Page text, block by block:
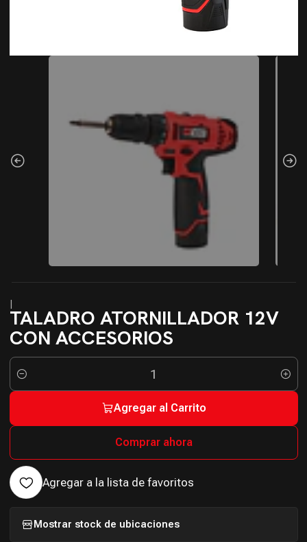
|
TALADRO ATORNILLADOR 12V
CON ACCESORIOS
Cantidad
Agregar al Carrito
Comprar ahora
Agregar a la lista de favoritos
Mostrar stock de ubicaciones